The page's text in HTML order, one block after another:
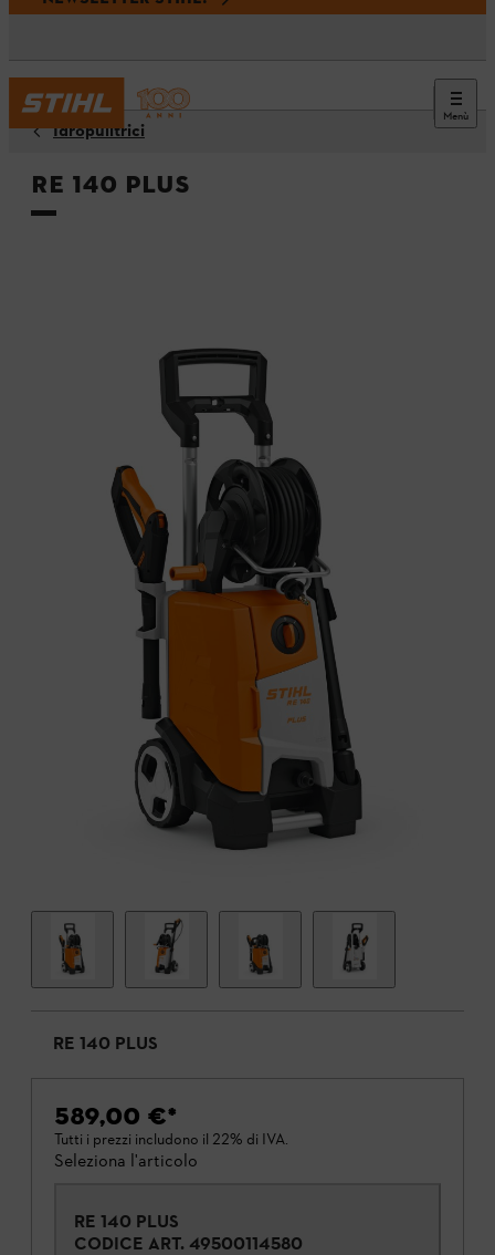
Menù
Idropulitrici
RE 140 PLUS
RE 140 PLUS
589,00 €*
Tutti i prezzi includono il 22% di IVA.
Seleziona l'articolo
RE 140 PLUS
CODICE ART. 49500114580